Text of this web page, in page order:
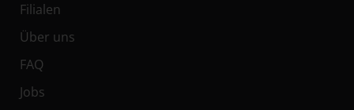
Filialen
Über uns
FAQ
Jobs